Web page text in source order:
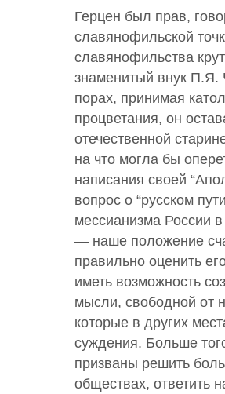
Герцен был прав,
славянофильской
славянофильства
знаменитый внук
порах, принимая
процветания, он
отечественной
на что могла бы
написания своей
вопрос о “русском
мессианизма России
— наше положение
правильно оценить
иметь возможность
мысли, свободной от
которые в других
суждения. Больше
призваны решить
обществах, ответить